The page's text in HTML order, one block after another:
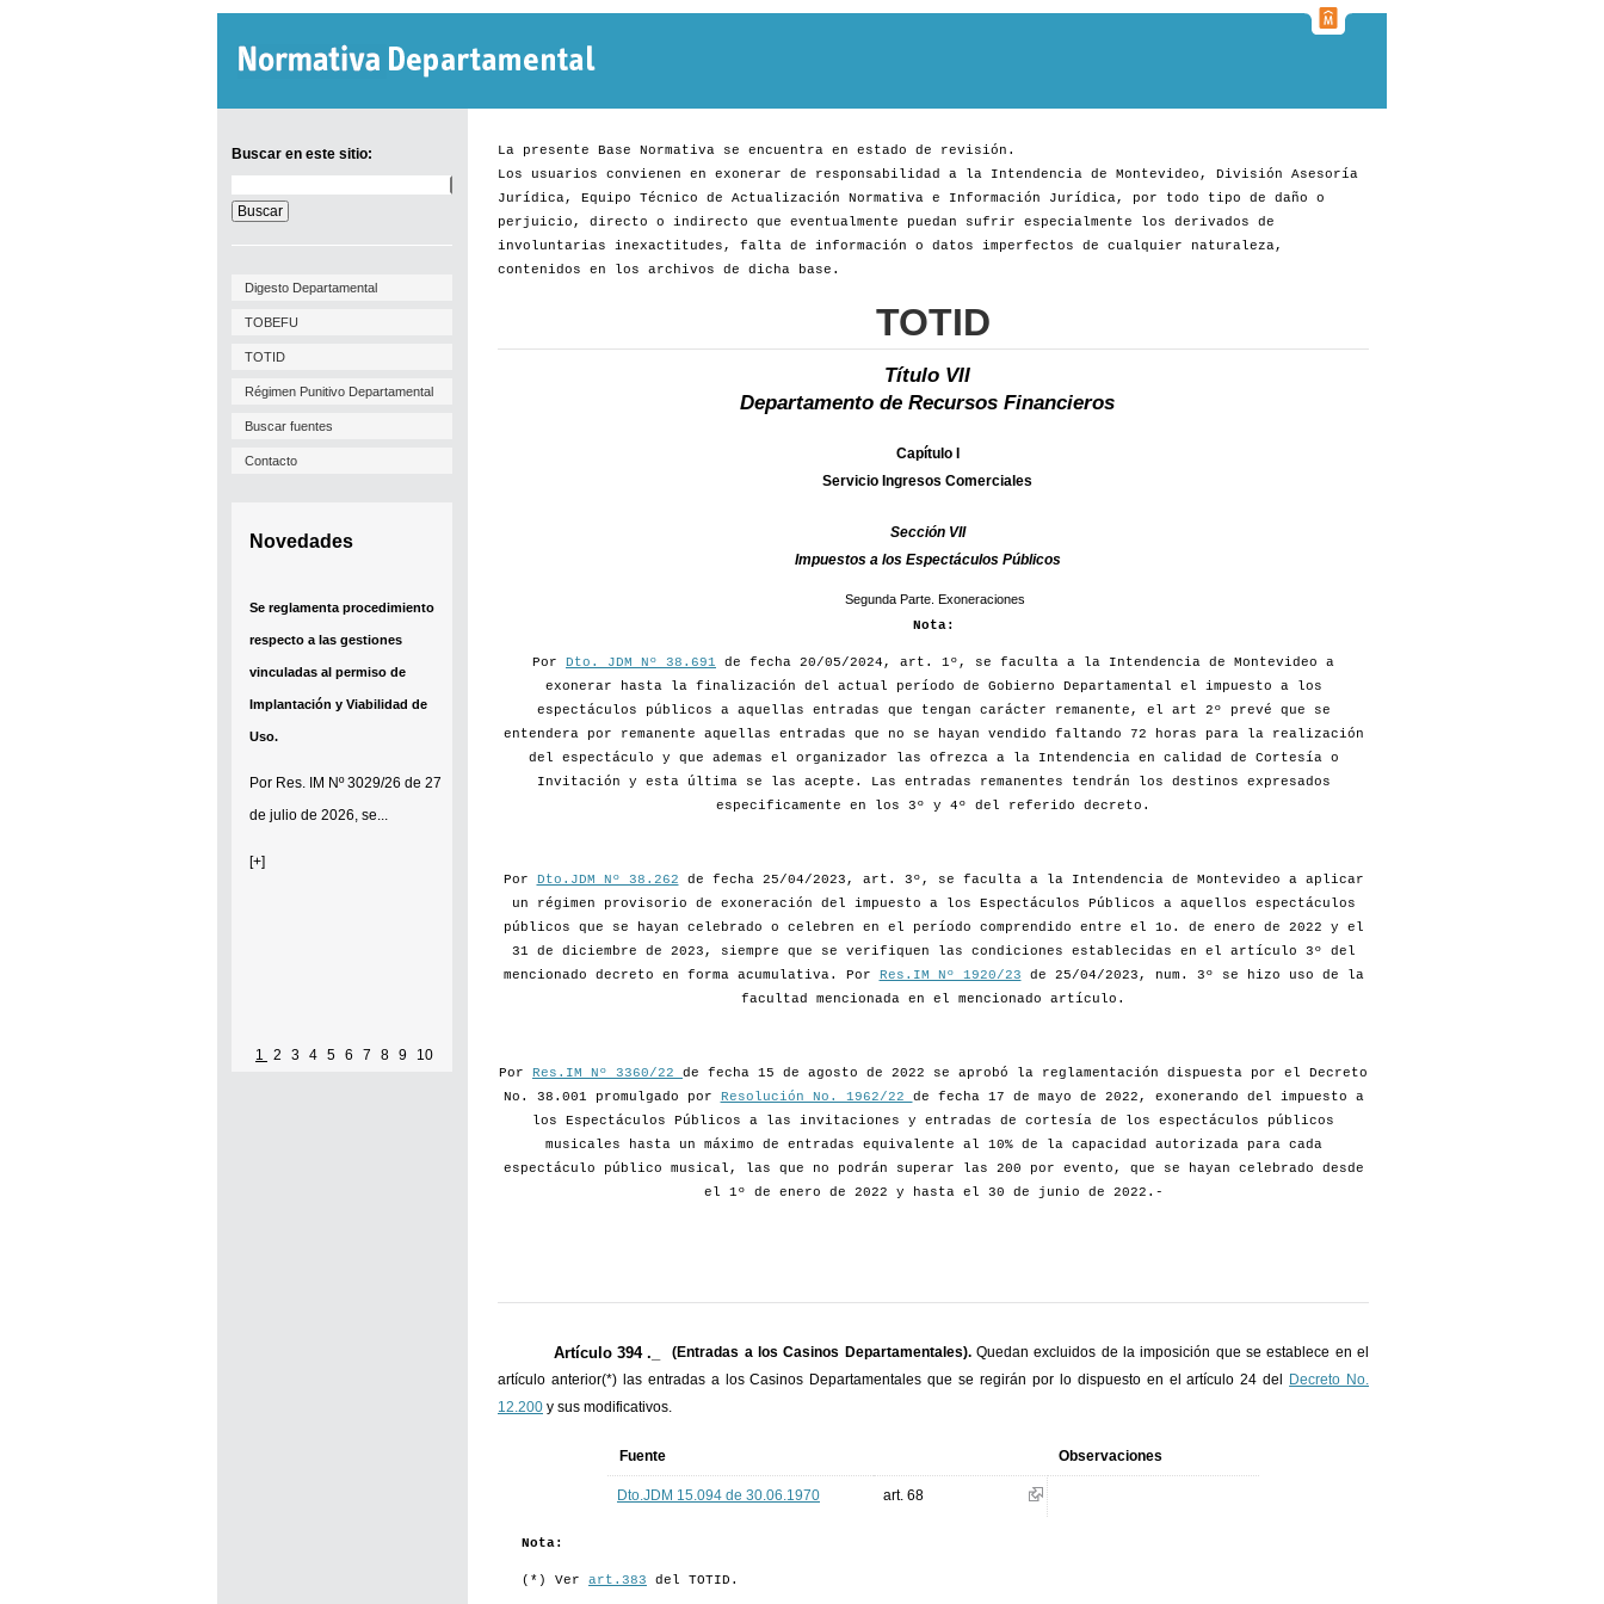
Buscar en este sitio:
en
este
sitio:
Digesto Departamental
TOBEFU
TOTID
Régimen Punitivo Departamental
Buscar fuentes
Contacto
Novedades
Se reglamenta procedimiento
respecto a las gestiones
vinculadas al permiso de
Implantación y Viabilidad de
Uso.
Por Res. IM Nº 3029/26 de 27
de julio de 2026, se...
[+]
1 2 3 4 5 6 7 8 9 10
La presente Base Normativa se encuentra en estado de revisión.
Los usuarios convienen en exonerar de responsabilidad a la Intendencia de Montevideo, División Asesoría
Jurídica, Equipo Técnico de Actualización Normativa e Información Jurídica, por todo tipo de daño o
perjuicio, directo o indirecto que eventualmente puedan sufrir especialmente los derivados de
involuntarias inexactitudes, falta de información o datos imperfectos de cualquier naturaleza,
contenidos en los archivos de dicha base.
TOTID
Título VII
Departamento de Recursos Financieros
Capítulo I
Servicio Ingresos Comerciales
Sección VII
Impuestos a los Espectáculos Públicos
Segunda Parte. Exoneraciones
Nota:
Por Dto. JDM Nº 38.691 de fecha 20/05/2024, art. 1º, se faculta a la Intendencia de Montevideo a
exonerar hasta la finalización del actual período de Gobierno Departamental el impuesto a los
espectáculos públicos a aquellas entradas que tengan carácter remanente, el art 2º prevé que se
entendera por remanente aquellas entradas que no se hayan vendido faltando 72 horas para la realización
del espectáculo y que ademas el organizador las ofrezca a la Intendencia en calidad de Cortesía o
Invitación y esta última se las acepte. Las entradas remanentes tendrán los destinos expresados
especificamente en los 3º y 4º del referido decreto.
Por Dto.JDM Nº 38.262 de fecha 25/04/2023, art. 3º, se faculta a la Intendencia de Montevideo a aplicar
un régimen provisorio de exoneración del impuesto a los Espectáculos Públicos a aquellos espectáculos
públicos que se hayan celebrado o celebren en el período comprendido entre el 1o. de enero de 2022 y el
31 de diciembre de 2023, siempre que se verifiquen las condiciones establecidas en el artículo 3º del
mencionado decreto en forma acumulativa. Por Res.IM Nº 1920/23 de 25/04/2023, num. 3º se hizo uso de la
facultad mencionada en el mencionado artículo.
Por Res.IM Nº 3360/22 de fecha 15 de agosto de 2022 se aprobó la reglamentación dispuesta por el Decreto
No. 38.001 promulgado por Resolución No. 1962/22 de fecha 17 de mayo de 2022, exonerando del impuesto a
los Espectáculos Públicos a las invitaciones y entradas de cortesía de los espectáculos públicos
musicales hasta un máximo de entradas equivalente al 10% de la capacidad autorizada para cada
espectáculo público musical, las que no podrán superar las 200 por evento, que se hayan celebrado desde
el 1º de enero de 2022 y hasta el 30 de junio de 2022.-
Artículo 394 ._ (Entradas a los Casinos Departamentales). Quedan excluidos de la imposición que se establece en el
artículo anterior(*) las entradas a los Casinos Departamentales que se regirán por lo dispuesto en el artículo 24 del
Decreto No.
12.200 y sus modificativos.
Fuente Observaciones
Dto.JDM 15.094 de 30.06.1970 art. 68
Nota:
(*) Ver art.383 del TOTID.